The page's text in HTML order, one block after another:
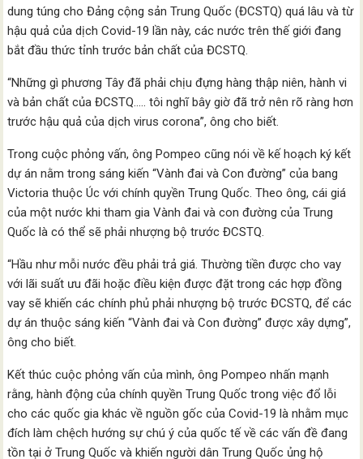
dung túng cho Đảng cộng sản Trung Quốc (ĐCSTQ) quá lâu và từ
hậu quả của dịch Covid-19 lần này, các nước trên thế giới đang
bắt đầu thức tỉnh trước bản chất của ĐCSTQ.
“Những gì phương Tây đã phải chịu đựng hàng thập niên, hành vi
và bản chất của ĐCSTQ….. tôi nghĩ bây giờ đã trở nên rõ ràng hơn
trước hậu quả của dịch virus corona”, ông cho biết.
Trong cuộc phỏng vấn, ông Pompeo cũng nói về kế hoạch ký kết
dự án nằm trong sáng kiến “Vành đai và Con đường” của bang
Victoria thuộc Úc với chính quyền Trung Quốc. Theo ông, cái giá
của một nước khi tham gia Vành đai và con đường của Trung
Quốc là có thể sẽ phải nhượng bộ trước ĐCSTQ.
“Hầu như mỗi nước đều phải trả giá. Thường tiền được cho vay
với lãi suất ưu đãi hoặc điều kiện được đặt trong các hợp đồng
vay sẽ khiến các chính phủ phải nhượng bộ trước ĐCSTQ, để các
dự án thuộc sáng kiến ​​“Vành đai và Con đường” được xây dựng”,
ông cho biết.
Kết thúc cuộc phỏng vấn của mình, ông Pompeo nhấn mạnh
rằng, hành động của chính quyền Trung Quốc trong việc đổ lỗi
cho các quốc gia khác về nguồn gốc của Covid-19 là nhằm mục
đích làm chệch hướng sự chú ý của quốc tế về các vấn đề đang
tồn tại ở Trung Quốc và khiến người dân Trung Quốc ủng hộ